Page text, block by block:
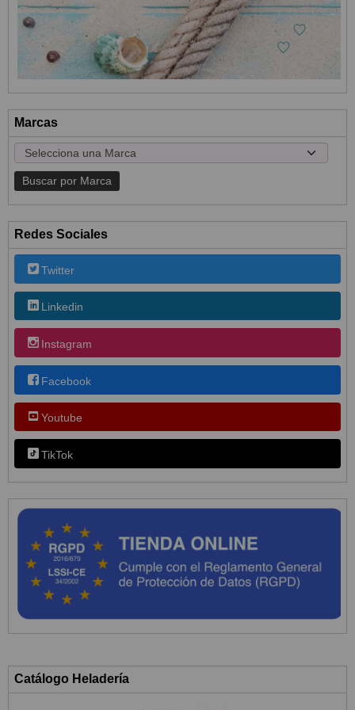
Marcas
Redes Sociales
Twitter
Linkedin
Instagram
Facebook
Youtube
TikTok
Catálogo Heladería